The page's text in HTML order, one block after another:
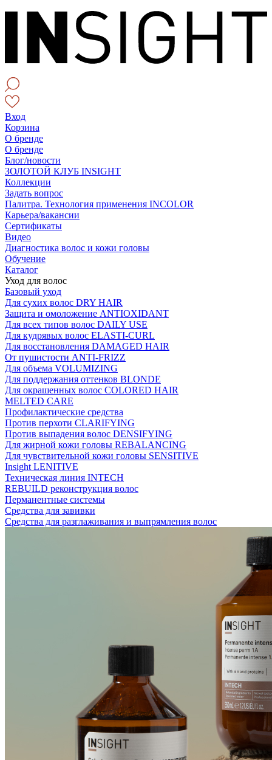
Вход
Корзина
О бренде
О бренде
Блог/новости
ЗОЛОТОЙ КЛУБ INSIGHT
Коллекции
Задать вопрос
Палитра. Технология применения INCOLOR
Карьера/вакансии
Сертификаты
Видео
Диагностика волос и кожи головы
Обучение
Каталог
Уход для волос
Базовый уход
Для сухих волос DRY HAIR
Защита и омоложение ANTIOXIDANT
Для всех типов волос DAILY USE
Для кудрявых волос ELASTI-CURL
Для восстановления DAMAGED HAIR
От пушистости ANTI-FRIZZ
Для объема VOLUMIZING
Для поддержания оттенков BLONDE
Для окрашенных волос COLORED HAIR
MELTED CARE
Профилактические средства
Против перхоти CLARIFYING
Против выпадения волос DENSIFYING
Для жирной кожи головы REBALANCING
Для чувствительной кожи головы SENSITIVE
Insight LENITIVE
Техническая линия INTECH
REBUILD реконструкция волос
Перманентные системы
Средства для завивки
Средства для разглаживания и выпрямления волос